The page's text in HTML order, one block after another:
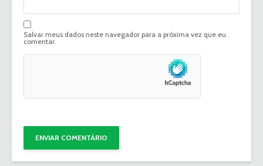
Salvar meus dados neste navegador para a próxima vez que eu
comentar.